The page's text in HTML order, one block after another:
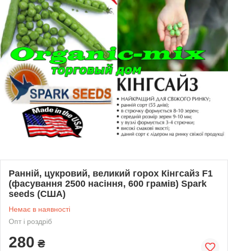
Ранній, цукровий, великий горох Кінгсайз F1
(фасування 2500 насіння, 600 грамів) Spark
seeds (США)
Немає в наявності
Опт і роздріб
280 ₴